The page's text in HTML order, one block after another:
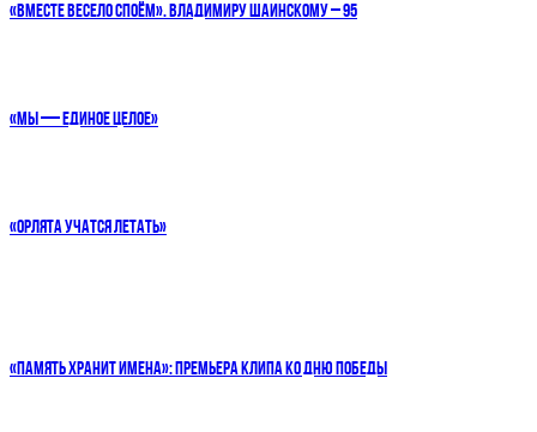
«ВМЕСТЕ ВЕСЕЛО СПОЁМ». ВЛАДИМИРУ ШАИНСКОМУ – 95
«МЫ — ЕДИНОЕ ЦЕЛОЕ»
«ОРЛЯТА УЧАТСЯ ЛЕТАТЬ»
«ПАМЯТЬ ХРАНИТ ИМЕНА»: ПРЕМЬЕРА КЛИПА КО ДНЮ ПОБЕДЫ